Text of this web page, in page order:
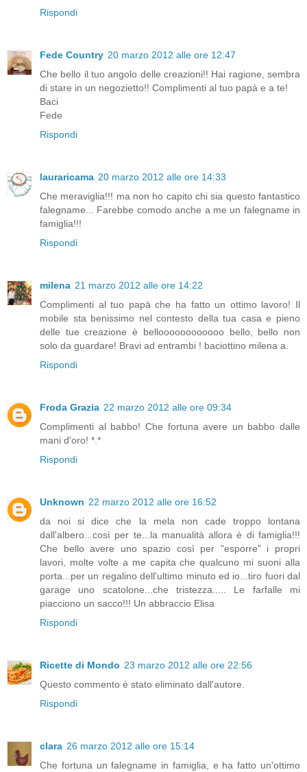
Rispondi
Fede Country 20 marzo 2012 alle ore 12:47
Che bello il tuo angolo delle creazioni!! Hai ragione, sembra
di stare in un negozietto!! Complimenti al tuo papà e a te!
Baci
Fede
Rispondi
lauraricama 20 marzo 2012 alle ore 14:33
Che meraviglia!!! ma non ho capito chi sia questo fantastico
falegname... Farebbe comodo anche a me un falegname in
famiglia!!!
Rispondi
milena 21 marzo 2012 alle ore 14:22
Complimenti al tuo papà che ha fatto un ottimo lavoro! Il
mobile sta benissimo nel contesto della tua casa e pieno
delle tue creazione è belloooooooooooo bello, bello non
solo da guardare! Bravi ad entrambi ! baciottino milena a.
Rispondi
Froda Grazia 22 marzo 2012 alle ore 09:34
Complimenti al babbo! Che fortuna avere un babbo dalle
mani d'oro! *.*
Rispondi
Unknown 22 marzo 2012 alle ore 16:52
da noi si dice che la mela non cade troppo lontana
dall'albero...così per te...la manualità allora è di famiglia!!!
Che bello avere uno spazio così per "esporre" i propri
lavori, molte volte a me capita che qualcuno mi suoni alla
porta...per un regalino dell'ultimo minuto ed io...tiro fuori dal
garage uno scatolone...che tristezza..... Le farfalle mi
piacciono un sacco!!! Un abbraccio Elisa
Rispondi
Ricette di Mondo 23 marzo 2012 alle ore 22:56
Questo commento è stato eliminato dall'autore.
Rispondi
clara 26 marzo 2012 alle ore 15:14
Che fortuna un falegname in famiglia, e ha fatto un'ottimo